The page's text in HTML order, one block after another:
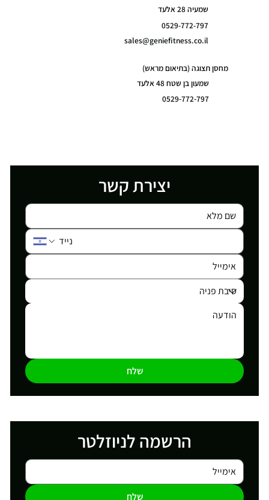
שמעיה 28 אלעד
0529-772-797
sales@geniefitness.co.il
מחסן תצוגה (בתיאום מראש)
שמעון בן שטח 48 אלעד
0529-772-797
יצירת קשר
שלח
הרשמה לניוזלטר
שלח